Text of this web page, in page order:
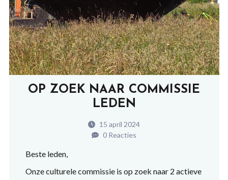
OP ZOEK NAAR COMMISSIE
LEDEN
15 april 2024
0 Reacties
Beste leden,
Onze culturele commissie is op zoek naar 2 actieve